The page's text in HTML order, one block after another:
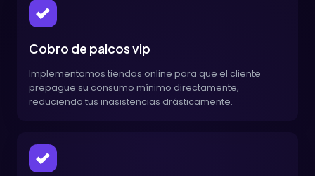
Cobro de palcos vip
Implementamos tiendas online para que el cliente
prepague su consumo mínimo directamente,
reduciendo tus inasistencias drásticamente.